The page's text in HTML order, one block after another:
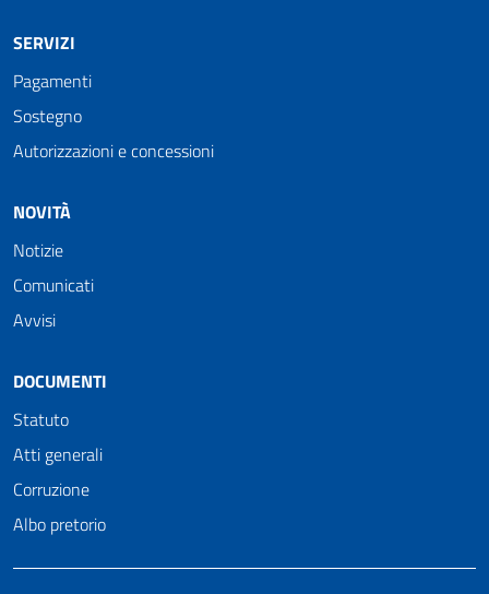
SERVIZI
Pagamenti
Sostegno
Autorizzazioni e concessioni
NOVITÀ
Notizie
Comunicati
Avvisi
DOCUMENTI
Statuto
Atti generali
Corruzione
Albo pretorio